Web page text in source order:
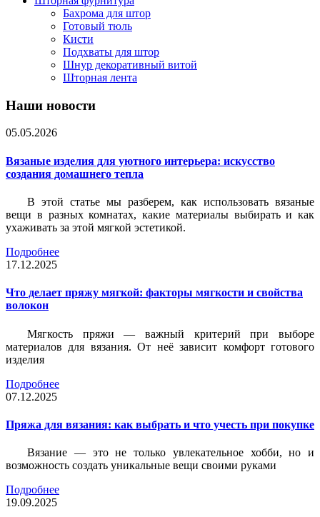
Бахрома для штор
Готовый тюль
Кисти
Подхваты для штор
Шнур декоративный витой
Шторная лента
Наши новости
05.05.2026
Вязаные изделия для уютного интерьера: искусство
создания домашнего тепла
В этой статье мы разберем, как использовать вязаные
вещи в разных комнатах, какие материалы выбирать и как
ухаживать за этой мягкой эстетикой.
Подробнее
17.12.2025
Что делает пряжу мягкой: факторы мягкости и свойства
волокон
Мягкость пряжи — важный критерий при выборе
материалов для вязания. От неё зависит комфорт готового
изделия
Подробнее
07.12.2025
Пряжа для вязания: как выбрать и что учесть при покупке
Вязание — это не только увлекательное хобби, но и
возможность создать уникальные вещи своими руками
Подробнее
19.09.2025